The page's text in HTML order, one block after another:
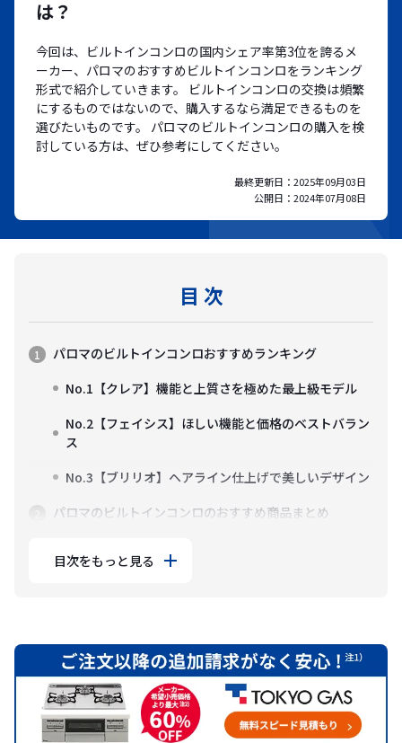
は？
今回は、ビルトインコンロの国内シェア率第3位を誇るメ
ーカー、パロマのおすすめビルトインコンロをランキング
形式で紹介していきます。 ビルトインコンロの交換は頻繁
にするものではないので、購入するなら満足できるものを
選びたいものです。 パロマのビルトインコンロの購入を検
討している方は、ぜひ参考にしてください。
最終更新日： 2025年09月03日
公開日： 2024年07月08日
目 次
パロマのビルトインコンロおすすめランキング
No.1【クレア】機能と上質さを極めた最上級モデル
No.2【フェイシス】ほしい機能と価格のベストバラン
ス
No.3【ブリリオ】ヘアライン仕上げで美しいデザイン
パロマのビルトインコンロのおすすめ商品まとめ
目次をもっと見る